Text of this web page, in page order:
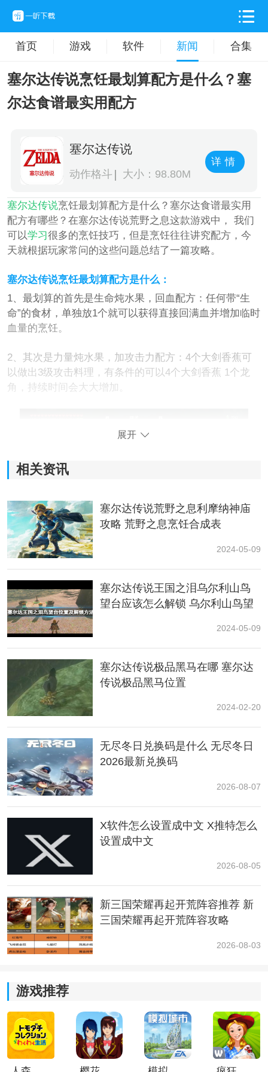
首页 游戏 软件 新闻 合集
塞尔达传说烹饪最划算配方是什么？塞
尔达食谱最实用配方
塞尔达传说
动作格斗 大小：98.80M
详情
塞尔达传说烹饪最划算配方是什么？塞尔达食谱最实用
配方有哪些？在塞尔达传说荒野之息这款游戏中， 我们
可以学习很多的烹饪技巧，但是烹饪往往讲究配方，今
天就根据玩家常问的这些问题总结了一篇攻略。
塞尔达传说烹饪最划算配方是什么：
1、最划算的首先是生命炖水果，回血配方：任何带“生
命”的食材，单独放1个就可以获得直接回满血并增加临时
血量的烹饪。
2、其次是力量炖水果，加攻击力配方：4个大剑香蕉可
以做出3级攻击料理，有条件的可以4个大剑香蕉 1个龙
角，持续时间会大大增加。
3、最后则是精力烤鱼，恢复精力配方：3条精力鲈鱼可
家可按需配制。
塞尔达食谱最实用配方：
甜品部分·下午茶
1鲜奶布丁 苹果*2、鲜奶、禽蛋、蔗糖
2蜂蜜苹果 苹果、蜂蜜
3精力蜂蜜糖蜂蜜
4水果蛋糕 苹果、椰子、小麦、蔗糖
5坚果蛋糕 橡子、黄油、小麦、蔗糖
7蛋挞 禽蛋、黄油、小麦、蔗糖
8力量炸香蕉 香蕉、小麦、蔗糖
9苹果派 苹果、黄油、小麦、蔗糖
小麦面包 小麦、盐
展开
相关资讯
塞尔达传说荒野之息利摩纳神庙
攻略 荒野之息烹饪合成表
2024-05-09
塞尔达传说王国之泪乌尔利山鸟
望台应该怎么解锁 乌尔利山鸟望
2024-05-09
塞尔达传说极品黑马在哪 塞尔达
传说极品黑马位置
2024-02-20
无尽冬日兑换码是什么 无尽冬日
2026最新兑换码
2026-08-07
X软件怎么设置成中文 X推特怎么
设置成中文
2026-08-05
新三国荣耀再起开荒阵容推荐 新
三国荣耀再起开荒阵容攻略
2026-08-03
游戏推荐